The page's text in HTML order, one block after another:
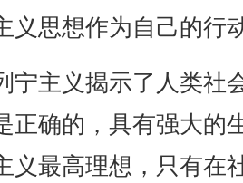
义思想作为自己的行
主义揭示了人类社
正确的，具有强大的
义最高理想，只有在